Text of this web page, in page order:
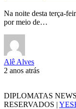
Na noite desta terça-
por meio de…
Alê Alves
2 anos atrás
DIPLOMATAS
RESERVADOS |